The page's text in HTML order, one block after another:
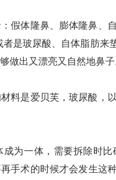
体隆鼻、膨体隆鼻、
是玻尿酸、自体脂肪来
做出又漂亮又自然地鼻
是爱贝芙，玻尿酸，
一体，需要拆除时比
手术的时候才会发生这